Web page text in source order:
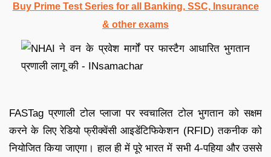
Buy Prime Test Series for all Banking, SSC, Insurance
& other exams
FASTag प्रणाली टोल प्लाजा पर स्वचालित टोल भुगतान को सक्षम
करने के लिए रेडियो फ्रीक्वेंसी आइडेंटिफिकेशन (RFID) तकनीक को
नियोजित किया जाएगा। हाल ही में पूरे भारत में सभी 4-पहिया और उससे